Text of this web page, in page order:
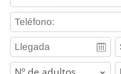
contact_phone
adults